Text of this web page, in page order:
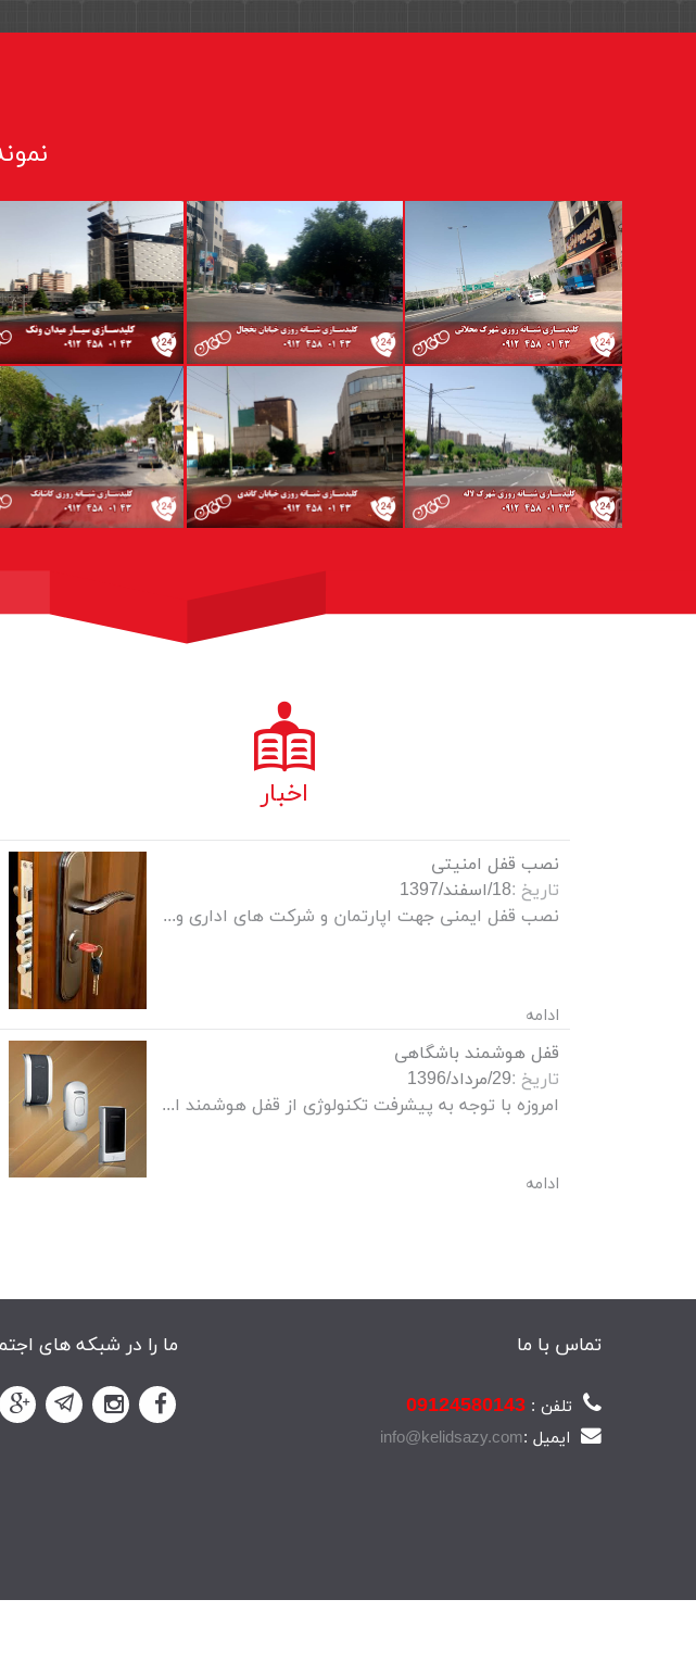
اخبار
نصب قفل امنیتی
تاریخ :18/اسفند/1397
نصب قفل ایمنی جهت اپارتمان و شرکت های اداری و تجاری
ادامه
قفل هوشمند باشگاهی
تاریخ :29/مرداد/1396
امروزه با توجه به پیشرفت تکنولوژی از قفل هوشمند الکترونیکی برای بستن کمد های داخل استخر، باشگاههای ورزشی استفاده می شود. قفل هوشمند باشگاهی امنیت کمد های باشگا ههای ورزشی را نسبت به کمدهای مجهز به قفل های قدیمی کلید خور بالا می برد.
ادامه
تماس با ما
تلفن : 09124580143
ایمیل :info@kelidsazy.com
ما را در شبکه های